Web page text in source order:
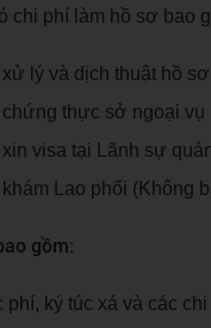
chi phí làm hồ sơ bao
xử lý và dịch thuật hồ
chứng thực sở ngoại vụ
xin visa tại Lãnh sự
khám Lao phổi (Không
gồm:
phí, ký túc xá và các